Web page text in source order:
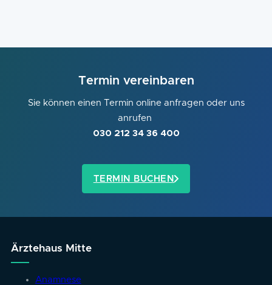
Termin vereinbaren
Sie können einen Termin online anfragen oder uns
anrufen
030 212 34 36 400
TERMIN BUCHEN
Ärztehaus Mitte
Anamnese